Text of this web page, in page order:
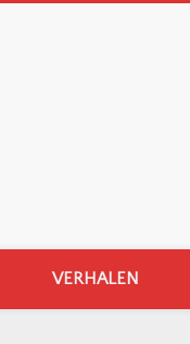
VERHALEN